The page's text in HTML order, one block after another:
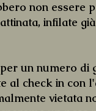
non essere
infilate
un numero
al check in con
vietata